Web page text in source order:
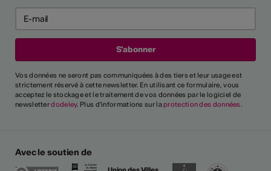
Vos données ne seront pas communiquées à des tiers et leur usage est
strictement réservé à cette newsletter. En utilisant ce formulaire, vous
acceptez le stockage et le traitement de vos données par le logiciel de
newsletterdodeley. Plus d'informations sur la protection des données.
Avec le soutien de